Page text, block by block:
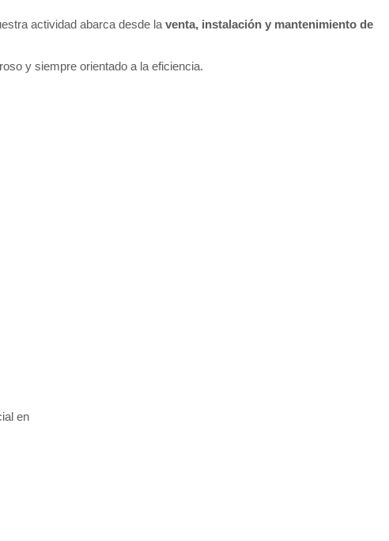
actividad abarca desde laventa, instalación y mantenimiento de
y siempre orientado a la eficiencia.